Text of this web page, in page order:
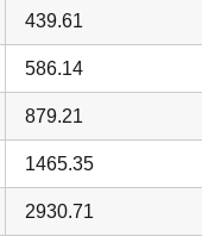
439.61
586.14
879.21
1465.35
2930.71